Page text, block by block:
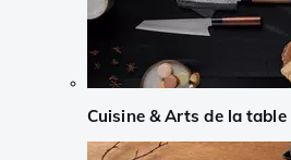
Cuisine & Arts de la table